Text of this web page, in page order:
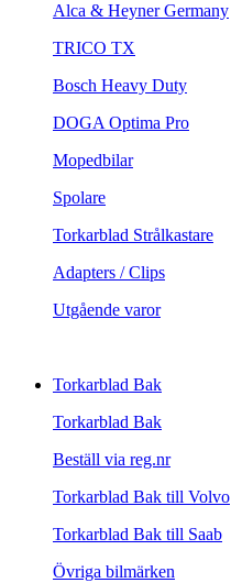
Alca & Heyner Germany
TRICO TX
Bosch Heavy Duty
DOGA Optima Pro
Mopedbilar
Spolare
Torkarblad Strålkastare
Adapters / Clips
Utgående varor
Torkarblad Bak
Torkarblad Bak
Beställ via reg.nr
Torkarblad Bak till Volvo
Torkarblad Bak till Saab
Övriga bilmärken